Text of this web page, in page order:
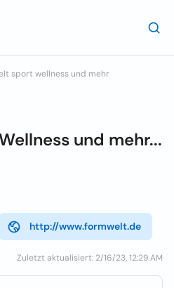
sport wellness und mehr
und mehr...
http://www.formwelt.de
Zuletzt aktualisiert: 2/16/23, 12:29 AM